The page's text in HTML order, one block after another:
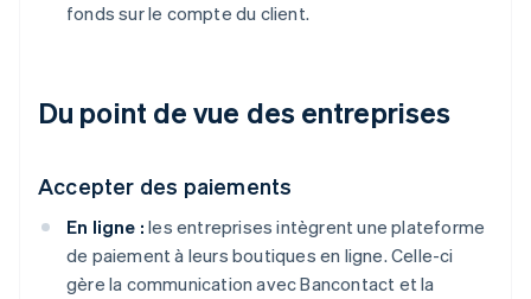
fonds sur le compte du client.
Du point de vue des entreprises
Accepter des paiements
En ligne : les entreprises intègrent une plateforme
de paiement à leurs boutiques en ligne. Celle-ci
gère la communication avec Bancontact et la